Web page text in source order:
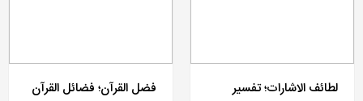
لطائف الاشارات؛ تفسیر
فضل القرآن؛ فضائل القرآن